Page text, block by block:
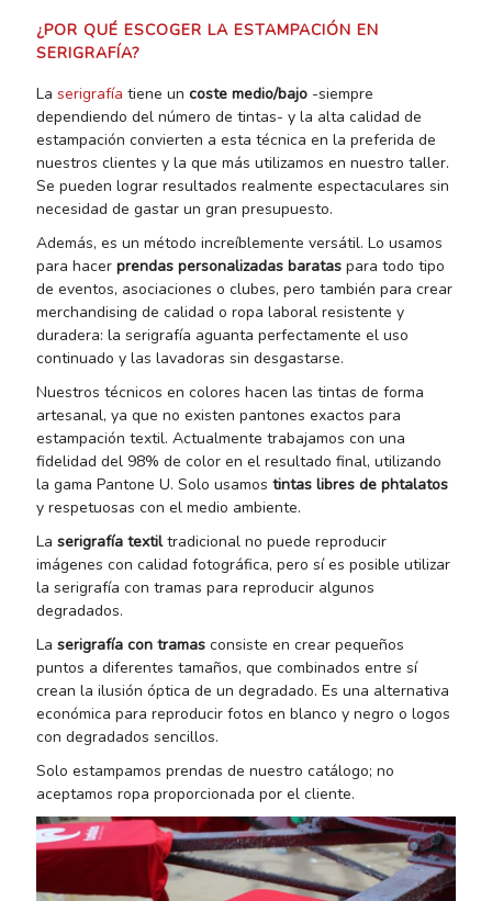
¿POR QUÉ ESCOGER LA ESTAMPACIÓN EN
SERIGRAFÍA?
La serigrafía tiene un coste medio/bajo-siempre
dependiendo del número de tintas- y la alta calidad de
estampación convierten a esta técnica en la preferida de
nuestros clientes y la que más utilizamos en nuestro taller.
Se pueden lograr resultados realmente espectaculares sin
necesidad de gastar un gran presupuesto.
Además, es un método increíblemente versátil. Lo usamos
para hacer prendas personalizadas barataspara todo tipo
de eventos, asociaciones o clubes, pero también para crear
merchandising de calidad o ropa laboral resistente y
duradera: la serigrafía aguanta perfectamente el uso
continuado y las lavadoras sin desgastarse.
Nuestros técnicos en colores hacen las tintas de forma
artesanal, ya que no existen pantones exactos para
estampación textil. Actualmente trabajamos con una
fidelidad del 98% de color en el resultado final, utilizando
la gama Pantone U. Solo usamos tintas libres de phtalatos
y respetuosas con el medio ambiente.
La serigrafía textiltradicional no puede reproducir
imágenes con calidad fotográfica, pero sí es posible utilizar
la serigrafía con tramas para reproducir algunos
degradados.
La serigrafía con tramasconsiste en crear pequeños
puntos a diferentes tamaños, que combinados entre sí
crean la ilusión óptica de un degradado. Es una alternativa
económica para reproducir fotos en blanco y negro o logos
con degradados sencillos.
Solo estampamos prendas de nuestro catálogo; no
aceptamos ropa proporcionada por el cliente.